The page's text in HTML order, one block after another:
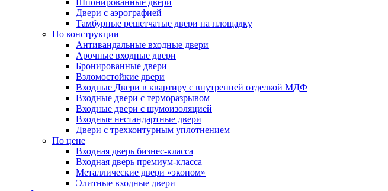
Шпонированные двери
Двери с аэрографией
Тамбурные решетчатые двери на площадку
По конструкции
Антивандальные входные двери
Арочные входные двери
Бронированные двери
Взломостойкие двери
Входные Двери в квартиру с внутренней отделкой МДФ
Входные двери с терморазрывом
Входные двери с шумоизоляцией
Входные нестандартные двери
Двери с трехконтурным уплотнением
По цене
Входная дверь бизнес-класса
Входная дверь премиум-класса
Металлические двери «эконом»
Элитные входные двери